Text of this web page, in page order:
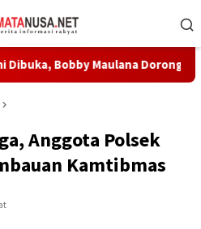
Maulana Dorong Wisata
Anggota Polsek
Kamtibmas